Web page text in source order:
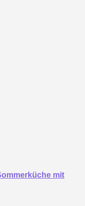
mit